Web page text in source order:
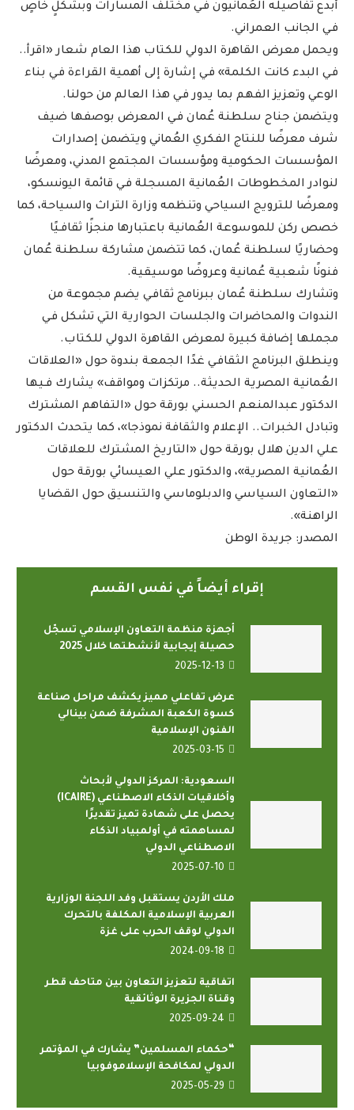
أبدع تفاصيله العُمانيون فـي مختلف المسارات وبشكلٍ خاصٍ
فـي الجانب العمراني.
ويحمل معرض القاهرة الدولي للكتاب هذا العام شعار «اقرأ..
فـي البدء كانت الكلمة» فـي إشارة إلى أهمية القراءة فـي بناء
الوعي وتعزيز الفهم بما يدور فـي هذا العالم من حولنا.
ويتضمن جناح سلطنة عُمان فـي المعرض بوصفها ضيف
شرف معرضًا للنتاج الفكري العُماني ويتضمن إصدارات
المؤسسات الحكومية ومؤسسات المجتمع المدني، ومعرضًا
لنوادر المخطوطات العُمانية المسجلة فـي قائمة اليونسكو،
ومعرضًا للترويج السياحي وتنظمه وزارة التراث والسياحة، كما
خصص ركن للموسوعة العُمانية باعتبارها منجزًا ثقافـيًا
وحضاريًا لسلطنة عُمان، كما تتضمن مشاركة سلطنة عُمان
فنونًا شعبية عُمانية وعروضًا موسيقية.
وتشارك سلطنة عُمان ببرنامج ثقافـي يضم مجموعة من
الندوات والمحاضرات والجلسات الحوارية التي تشكل فـي
مجملها إضافة كبيرة لمعرض القاهرة الدولي للكتاب.
وينطلق البرنامج الثقافـي غدًا الجمعة بندوة حول «العلاقات
العُمانية المصرية الحديثة.. مرتكزات ومواقف» يشارك فـيها
الدكتور عبدالمنعم الحسني بورقة حول «التفاهم المشترك
وتبادل الخبرات.. الإعلام والثقافة نموذجا»، كما يتحدث الدكتور
علي الدين هلال بورقة حول «التاريخ المشترك للعلاقات
العُمانية المصرية»، والدكتور علي العيسائي بورقة حول
«التعاون السياسي والدبلوماسي والتنسيق حول القضايا
الراهنة».
المصدر: جريدة الوطن
إقراء أيضاً في نفس القسم
أجهزة منظمة التعاون الإسلامي تسجّل
حصيلة إيجابية لأنشطتها خلال 2025
2025-12-13
عرض تفاعلي مميز يكشف مراحل صناعة
كسوة الكعبة المشرفة ضمن بينالي
الفنون الإسلامية
2025-03-15
السعودية: المركز الدولي لأبحاث
وأخلاقيات الذكاء الاصطناعي (ICAIRE)
يحصل على شهادة تميز تقديرًا
لمساهمته في أولمبياد الذكاء
الاصطناعي الدولي
2025-07-10
ملك الأردن يستقبل وفد اللجنة الوزارية
العربية الإسلامية المكلفة بالتحرك
الدولي لوقف الحرب على غزة
2024-09-18
اتفاقية لتعزيز التعاون بين متاحف قطر
وقناة الجزيرة الوثائقية
2025-09-24
“حكماء المسلمين” يشارك في المؤتمر
الدولي لمكافحة الإسلاموفوبيا
2025-05-29